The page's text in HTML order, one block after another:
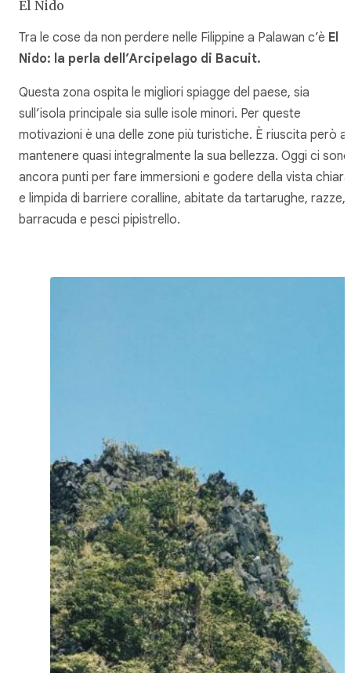
El Nido
Tra le cose da non perdere nelle Filippine a Palawan c’è El
Nido: la perla dell’Arcipelago di Bacuit.
Questa zona ospita le migliori spiagge del paese, sia
sull’isola principale sia sulle isole minori. Per queste
motivazioni è una delle zone più turistiche. È riuscita però a
mantenere quasi integralmente la sua bellezza. Oggi ci sono
ancora punti per fare immersioni e godere della vista chiara
e limpida di barriere coralline, abitate da tartarughe, razze,
barracuda e pesci pipistrello.